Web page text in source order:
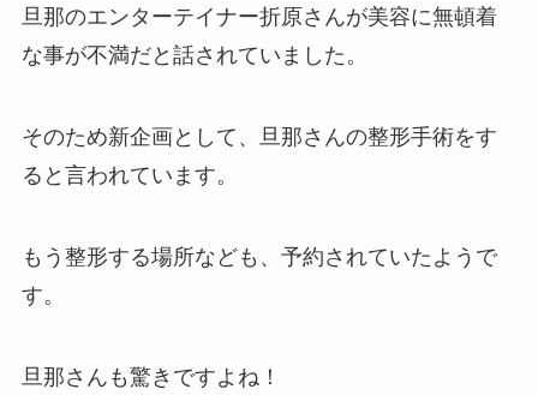
旦那のエンターテイナー折原さんが美容に無頓着
な事が不満だと話されていました。
そのため新企画として、旦那さんの整形手術をす
ると言われています。
もう整形する場所なども、予約されていたようで
す。
旦那さんも驚きですよね！